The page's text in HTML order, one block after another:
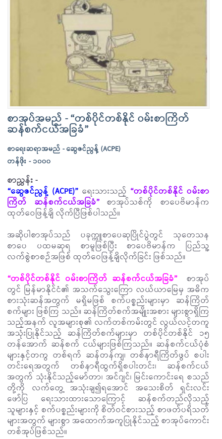
စာအုပ်အမည် - “တစ်ပိုင်တစ်နိုင် ဝမ်းစာကြိတ်
ဆန်စက်ငယ်အခြခံ”
စာရေးဆရာအမည် - ဆွေဇင်ညွန့် (ACPE)
တန်ဖိုး - ၁၀၀၀
စာညွှန်း -
“ဆွေဇင်ညွန့် (ACPE)” ရေးသားသည့် “တစ်ပိုင်တစ်နိုင် ဝမ်းစာ
ကြိတ် ဆန်စက်ငယ်အခြခံ”စာအုပ်သစ်ကို စာပေဗိမာန်က
ထုတ်ဝေဖြန့်ချိ လိုက်ပြီဖြစ်ပါသည်။
အဆိုပါစာအုပ်သည် ပခုက္ကူစာပေဆုပြိုင်ပွဲတွင် သုတေသန
စာပေ ပထမဆုရ စာမူဖြစ်ပြီး စာပေဗိမာန်က ပြည်သူ့
လက်စွဲစာစဉ်အဖြစ် ထုတ်ဝေဖြန့်ချိလိုက်ခြင်း ဖြစ်သည်။
“တစ်ပိုင်တစ်နိုင် ဝမ်းစာကြိတ် ဆန်စက်ငယ်အခြခံ”
စာအုပ်
တွင် မြန်မာနိုင်ငံ၏ အသက်သွေးကြော လယ်ယာမြေမှ အဓိက
စားသုံးဆန်အတွက် မရှိမဖြစ် စက်ပစ္စည်းများမှာ ဆန်ကြိတ်
စက်များ ဖြစ်ကြ သည်။ ဆန်ကြိတ်စက်အမျိုးအစား များစွာရှိကြ
သည့်အနက် လူအများစု၏ လက်တစ်ကမ်းတွင် လွယ်လင့်တကူ
အသုံးပြုနိုင်သည့် ဆန်ကြိတ်စက်များမှာ တစ်ပိုင်တစ်နိုင် ၁၅
တန်အောက် ဆန်စက် ငယ်များဖြစ်ကြသည်။ ဆန်စက်ငယ်ပုံစံ
များနှင့်တကွ တစ်ရက် ဆန်တန်ကျ၊ တစ်နာရီကြိတ်ဖွပ် စပါး
တင်းရေအတွက် တစ်နာရီထွက်ရှိစပါးတင်း၊ ဆန်စက်ငယ်
အတွက် သုံးနိုင်သည့်မော်တာ၊ အင်ဂျင်၊ မြင်းကောင်းရေ စသည်
တို့ကို လက်တွေ့ အသုံးချ၍ရအောင် အသေးစိတ် ရှင်းလင်း
ဖော်ပြ ရေးသားထားသောကြောင့် ဆန်စက်တည်လိုသည့်
သူများနှင့် စက်ပစ္စည်းများကို စိတ်ဝင်စားသည့် စာဖတ်ပရိသတ်
များအတွက် များစွာ အထောက်အကူပြုနိုင်သည့် စာအုပ်ကောင်း
တစ်အုပ်ဖြစ်သည်။